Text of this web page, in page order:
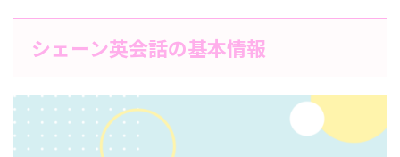
シェーン英会話の基本情報